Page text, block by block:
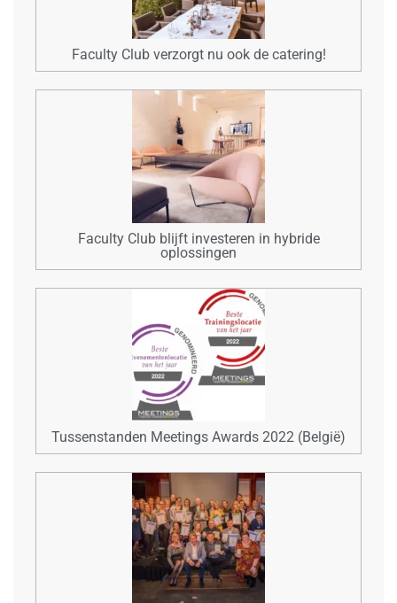
Faculty Club verzorgt nu ook de catering!
Faculty Club blijft investeren in hybride
oplossingen
Tussenstanden Meetings Awards 2022 (België)